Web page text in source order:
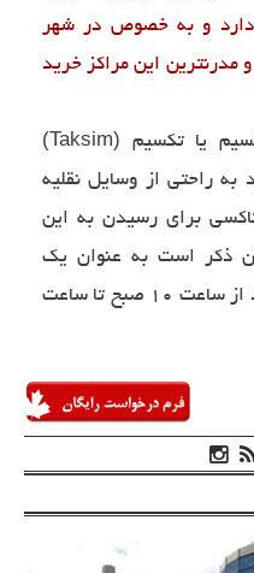
دارد و به خصوص در شهر
مدرنترین این مراکز خرید
یا تکسیم (Taksim)
به راحتی از وسایل نقلیه
برای رسیدن به این
ذکر است به عنوان یک
قاعده کلی در ترکیه ،مراکز خرید از ساعت 10 صبح تا ساعت